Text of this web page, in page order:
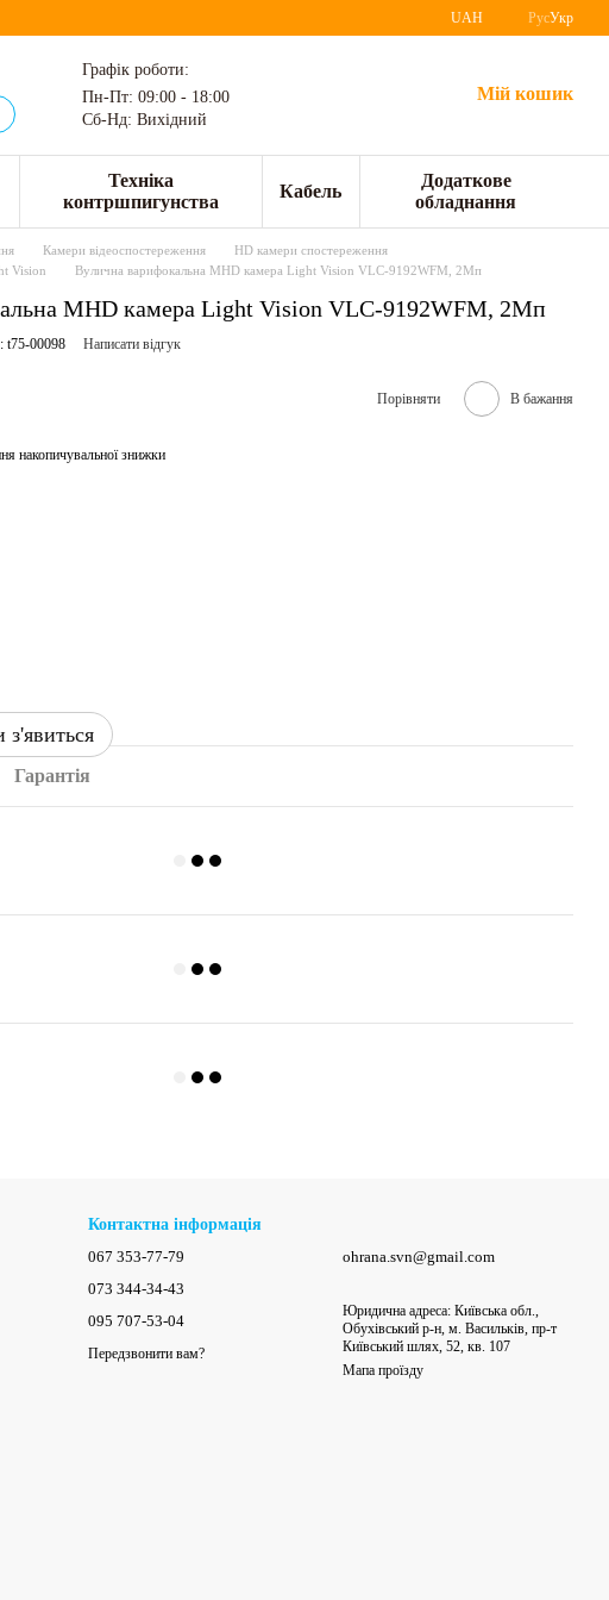
UAH РусУкр
Графік роботи:
Пн-Пт: 09:00 - 18:00
Сб-Нд: Вихідний
Мій кошик
Техніка
контршпигунства
Кабель
Додаткове
обладнання
Камери відеоспостереження
HD камери спостереження
Vision
Вулична варифокальна MHD камера Light Vision VLC-9192WFM, 2Мп
MHD камера Light Vision VLC-9192WFM, 2Мп
t75-00098 Написати відгук
Порівняти В бажання
накопичувальної знижки
Гарантія
Контактна інформація
067 353-77-79
073 344-34-43
095 707-53-04
Передзвонити вам?
ohrana.svn@gmail.com
Юридична адреса: Київська обл.,
Обухівський р-н, м. Васильків, пр-т
Київський шлях, 52, кв. 107
Мапа проїзду